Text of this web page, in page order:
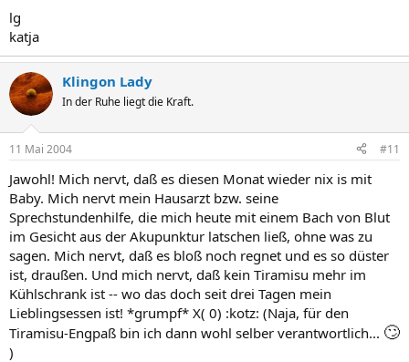
lg
katja
Klingon Lady
In der Ruhe liegt die Kraft.
11 Mai 2004 #11
Jawohl! Mich nervt, daß es diesen Monat wieder nix is mit
Baby. Mich nervt mein Hausarzt bzw. seine
Sprechstundenhilfe, die mich heute mit einem Bach von Blut
im Gesicht aus der Akupunktur latschen ließ, ohne was zu
sagen. Mich nervt, daß es bloß noch regnet und es so düster
ist, draußen. Und mich nervt, daß kein Tiramisu mehr im
Kühlschrank ist -- wo das doch seit drei Tagen mein
Lieblingsessen ist! *grumpf* X( 0) :kotz: (Naja, für den
Tiramisu-Engpaß bin ich dann wohl selber verantwortlich... 🙄
)